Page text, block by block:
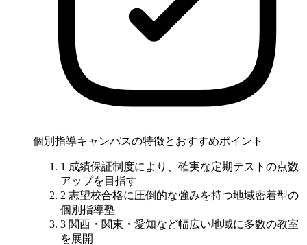
個別指導キャンパスの特徴とおすすめポイント
1 成績保証制度により、確実な定期テストの点数
アップを目指す
2 志望校合格に圧倒的な強みを持つ地域密着型の
個別指導塾
3 関西・関東・愛知など幅広い地域に多数の教室
を展開